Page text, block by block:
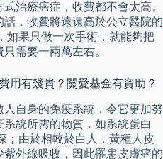
治療癌症，收費都不會太高。
，收費將遠遠高於公立醫院的
如果只做一次手術，就能夠把
需要一兩萬左右。
用有幾貴？關愛基金有資助？
自身的免疫系統，令它更加努
統所需的物質，如系統蛋白
；由於相較於白人，黃種人皮
外線吸收，因此罹患皮膚癌的